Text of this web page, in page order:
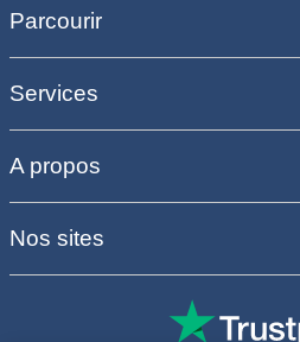
Parcourir
Services
A propos
Nos sites